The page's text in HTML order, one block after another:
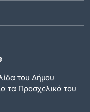
του Δήμου
τα Προσχολικά του